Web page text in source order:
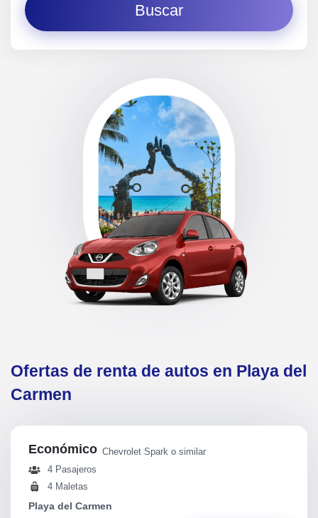
Buscar
Ofertas de renta de autos en Playa del
Carmen
Económico Chevrolet Spark o similar
4 Pasajeros
4 Maletas
Playa del Carmen